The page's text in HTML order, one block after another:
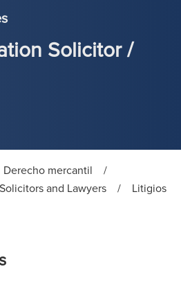
Solicitor /
Derecho mercantil
/
and Lawyers
/
Litigios